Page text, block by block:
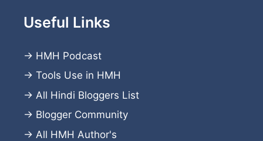
Useful Links
→ HMH Podcast
→ Tools Use in HMH
→ All Hindi Bloggers List
→ Blogger Community
→ All HMH Author's